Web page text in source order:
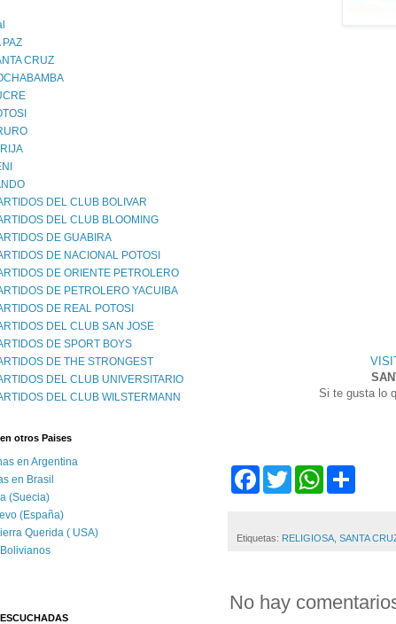
Si te gusta lo
F
o
T
w
e
W
A
Etiquetas: RELIGIOSA SANTA
No hay
PAZ
CRUZ
DEL CLUB BOLIVAR
DEL CLUB BLOOMING
DE GUABIRA
DE NACIONAL POTOSI
DE ORIENTE PETROLERO
DE PETROLERO YACUIBA
DE REAL POTOSI
DEL CLUB SAN JOSE
DE SPORT BOYS
DE THE STRONGEST
DEL CLUB UNIVERSITARIO
DEL CLUB WILSTERMANN
otros Paises
en Argentina
en Brasil
(Suecia)
(España)
Querida ( USA)